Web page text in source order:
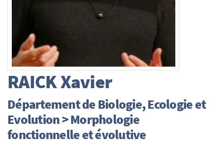
RAICKXavier
Département de Biologie, Ecologie et
Evolution > Morphologie
fonctionnelle et évolutive